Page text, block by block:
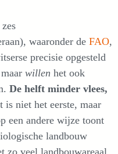
waaronder de FAO,
precisie opgesteld
willen het ook
De helft minder vlees,
is niet het eerste, maar
een andere wijze toont
landbouw
zo veel landbouwareaal